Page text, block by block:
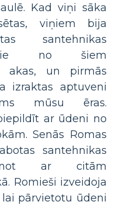
Kad viņi sāka
viņiem bija
santehnikas
no šiem
akas, un pirmās
izraktas aptuveni
mūsu ēras.
ar ūdeni no
Senās Romas
santehnikas
ar citām
Romieši izveidoja
pārvietotu ūdeni